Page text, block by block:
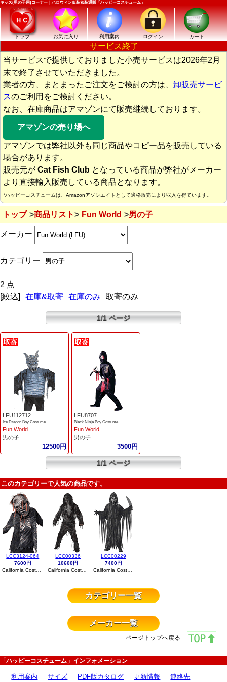
キッズ(男の子用)コーナー｜ハロウィン仮装衣装通販「ハッピーコスチューム」
トップ お気に入り 利用案内 ログイン カート
サービス終了
当サービスで提供しておりました小売サービスは2026年2月
末で終了させていただきました。
業者の方、まとまったご注文をご検討の方は、 卸販売サービ
スのご利用をご検討ください。
なお、在庫商品はアマゾンにて販売継続しております。
アマゾンの売り場へ
アマゾンでは弊社以外も同じ商品やコピー品を販売している
場合があります。
販売元が Cat Fish Club となっている商品が弊社がメーカー
より直接輸入販売している商品となります。
*ハッピーコスチュームは、Amazonアソシエイトとして適格販売により収入を得ています。
トップ 商品リスト Fun World 男の子
メーカー
カテゴリー
2 点
[絞込]
在庫&取寄 在庫のみ 取寄のみ
1/1 ページ
LFU112712
Ice Dragon Boy Costume
Fun World
男の子
12500円
LFU8707
Black Ninja Boy Costume
Fun World
男の子
3500円
1/1 ページ
このカテゴリーで人気の商品です。
LCC3124-064
7600円
LCC00336
10600円
LCC00229
7400円
California Costumes
カテゴリー一覧
メーカー一覧
ページトップへ戻る
「ハッピーコスチューム」インフォメーション
利用案内 サイズ PDF版カタログ 更新情報 連絡先